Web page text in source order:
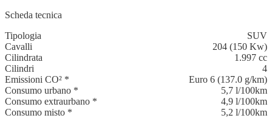
Scheda tecnica
Tipologia
SUV
Cavalli
204 (150 Kw)
Cilindrata
1.997 cc
Cilindri
4
Emissioni CO² *
Euro 6 (137.0 g/km)
Consumo urbano *
5,7 l/100km
Consumo extraurbano *
4,9 l/100km
Consumo misto *
5,2 l/100km